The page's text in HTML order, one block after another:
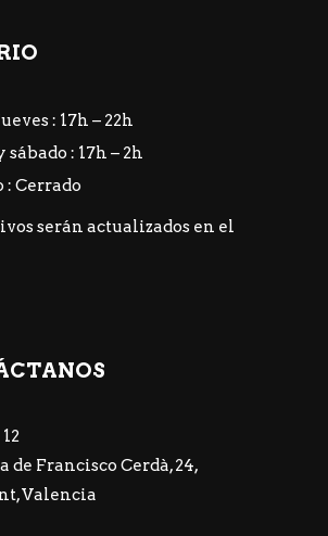
: 17h – 22h
: 17h – 2h
: Cerrado
serán actualizados en el
de Francisco Cerdà, 24,
Valencia